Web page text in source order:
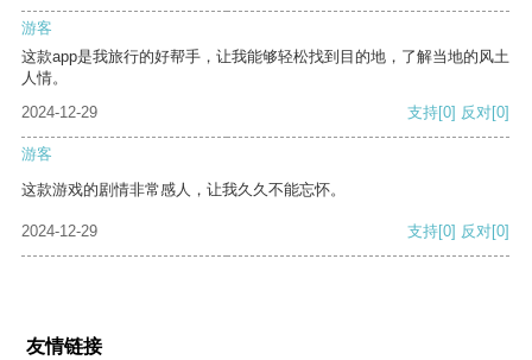
游客
这款app是我旅行的好帮手，让我能够轻松找到目的地，了解当地的风土
人情。
2024-12-29
支持[0] 反对[0]
游客
这款游戏的剧情非常感人，让我久久不能忘怀。
2024-12-29 支持[0] 反对[0]
友情链接